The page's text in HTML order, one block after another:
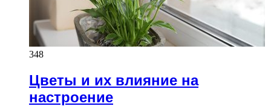
348
Цветы и их влияние на
настроение